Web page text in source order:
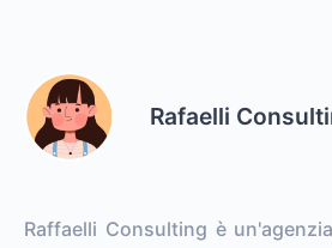
Rafaelli
Raffaelli Consulting è